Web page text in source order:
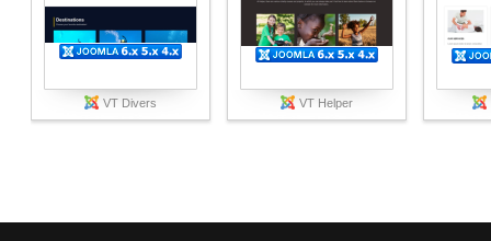
VT Divers VT Helper